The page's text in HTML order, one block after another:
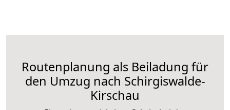
Routenplanung als Beiladung für
den Umzug nach Schirgiswalde-
Kirschau